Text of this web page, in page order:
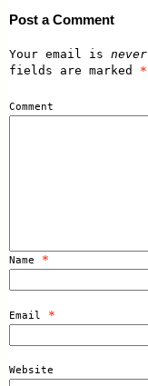
Post a Comment
Your email is never
fields are marked *
Comment
Name *
Email *
Website